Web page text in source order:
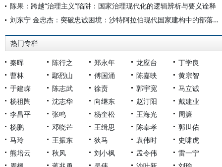
陈果：跨越“治理主义”陷阱：国家治理现代化的逻辑辨析与要义诠释
刘东宁 金忠杰：突破忠诚困境：沙特阿拉伯现代国家建构中的部落整合及国家治理承变
热门专栏
秦晖 陈行之 郑永年 龙应台
丁学良
曹林
鄢烈山 傅国涌 陈嘉映
黄宗智
于建嵘
陈志武 徐贲 郭宇宽
马立诚
杨祖陶
沈志华 向继东 赵汀阳
戴建业
李昌平
张鸣 杨奎松 王海光
周濂
杨鹏
邓晓芒 王缉思 陈奉孝
郭世佑
马玲
王振东 狄马 袁伟时
史啸虎
熊培云
秋风 刘小枫 孟令伟
雷一宁